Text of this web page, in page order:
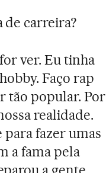
de carreira?
ver. Eu tinha
Faço rap
tão popular. Por
realidade.
para fazer umas
a fama pela